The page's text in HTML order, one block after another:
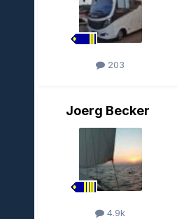
203
Joerg Becker
4.9k